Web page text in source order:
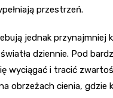
przestrzeń.
jednak przynajmniej
dziennie. Pod
wyciągać i tracić
obrzeżach cienia, gdzie